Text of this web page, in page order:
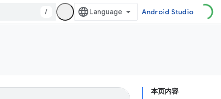
/ Android Studio
本页内容